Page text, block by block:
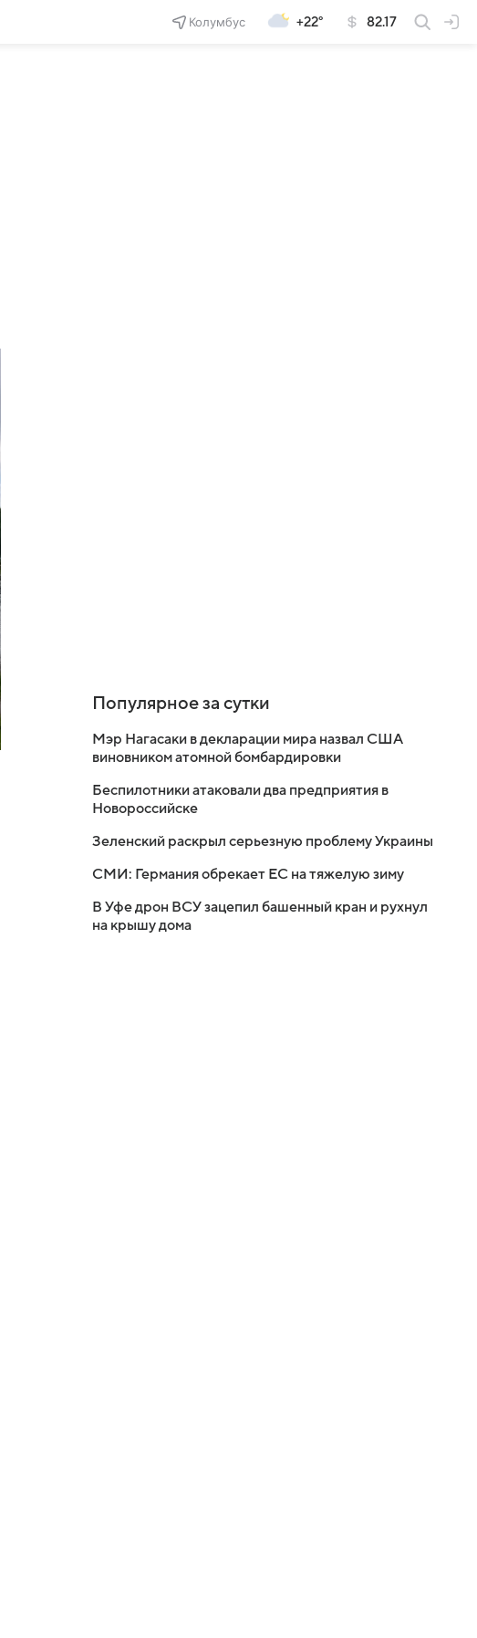
Колумбус +22° 82.17
Популярное за сутки
Мэр Нагасаки в декларации мира назвал США
виновником атомной бомбардировки
Беспилотники атаковали два предприятия в
Новороссийске
Зеленский раскрыл серьезную проблему Украины
СМИ: Германия обрекает ЕС на тяжелую зиму
В Уфе дрон ВСУ зацепил башенный кран и рухнул
на крышу дома